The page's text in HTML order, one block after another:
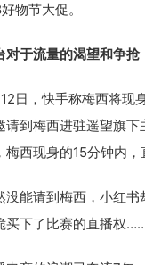
物节大促。
对于流量的渴望和争抢
日，快手称梅西将现
请到梅西进驻遥望旗
梅西现身的15分钟内，
没能请到梅西，小红书
买下了比赛的直播权